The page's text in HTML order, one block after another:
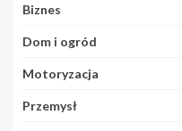
Biznes
Dom i ogród
Motoryzacja
Przemysł